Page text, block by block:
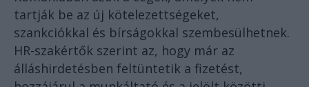
tartják be az új kötelezettségeket,
szankciókkal és bírságokkal szembesülhetnek.
HR-szakértők szerint az, hogy már az
álláshirdetésben feltüntetik a fizetést,